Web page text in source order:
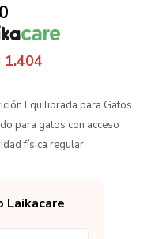
1.404
Equilibrada para Gatos
para gatos con acceso
física regular.
Laikacare